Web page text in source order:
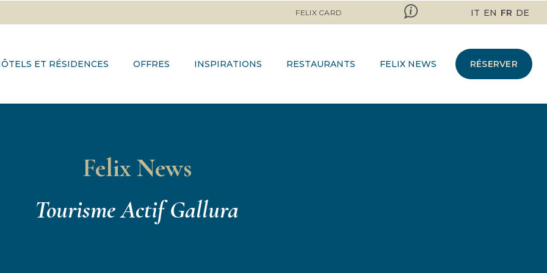
FELIX CARD IT EN FR DE
ET RÉSIDENCES OFFRES INSPIRATIONS RESTAURANTS FELIX NEWS RÉSERVER
Felix News
Tourisme Actif Gallura